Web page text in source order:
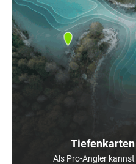
Als Pro-Angler